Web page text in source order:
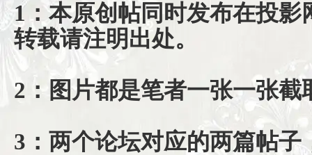
1：本原创帖同时发布在投
转载请注明出处。
2：图片都是笔者一张一张截
3：两个论坛对应的两篇帖子